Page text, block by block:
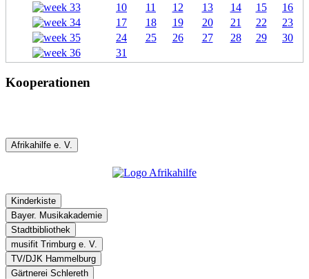
10
11 12 13 14 15
16
17
18 19 20 21 22
23
24
25 26 27 28 29
30
31
Kooperationen
Afrikahilfe e. V.
Kinderkiste
Bayer. Musikakademie
Stadtbibliothek
musifit Trimburg e. V.
TV/DJK Hammelburg
Gärtnerei Schlereth